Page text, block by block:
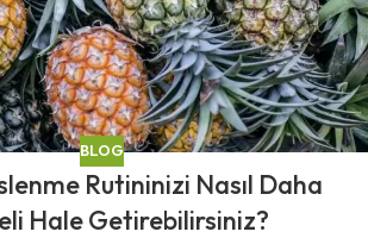
BLOG
Rutininizi Nasıl Daha
Hale Getirebilirsiniz?